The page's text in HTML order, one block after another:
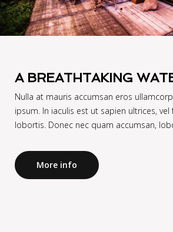
A BREATHTAKING
Nulla at mauris accumsan eros
ipsum. In iaculis est ut sapien ultrices, vel
lobortis. Donec nec quam accumsan,
More info